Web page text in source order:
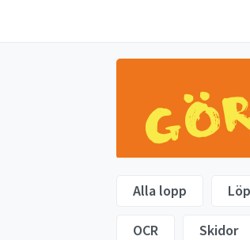
Alla lopp
OCR Skidor